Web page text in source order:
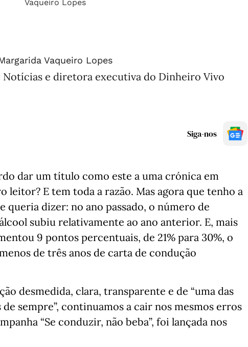
Vaqueiro Lopes
e diretora executiva do Dinheiro Vivo
Siga-nos
dar um título como este a uma crónica em
leitor? E tem toda a razão. Mas agora que tenho a
queria dizer: no ano passado, o número de
subiu relativamente ao ano anterior. E, mais
9 pontos percentuais, de 21% para 30%, o
de três anos de carta de condução
desmedida, clara, transparente e de “uma das
sempre”, continuamos a cair nos mesmos erros
“Se conduzir, não beba”, foi lançada nos